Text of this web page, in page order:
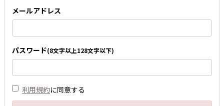
メールアドレス
パスワード(8文字以上128文字以下)
利用規約に同意する